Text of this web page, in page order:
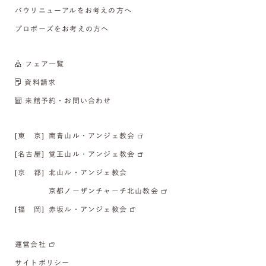
バウリニューアルをお考えの方へ
プロポーズをお考えの方へ
フェア一覧
資料請求
来館予約・お問い合わせ
[東 京] 南青山ル・アンジェ教会
[名古屋] 覚王山ル・アンジェ教会
[京 都] 北山ル・アンジェ教会
京都ノーザンチャーチ北山教会
[福 岡] 赤坂ル・アンジェ教会
運営会社
サイトポリシー